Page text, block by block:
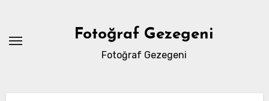
content
Fotoğraf Gezegeni
Fotoğraf Gezegeni